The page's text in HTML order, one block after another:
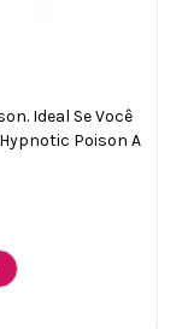
Ideal Se Você
Poison A